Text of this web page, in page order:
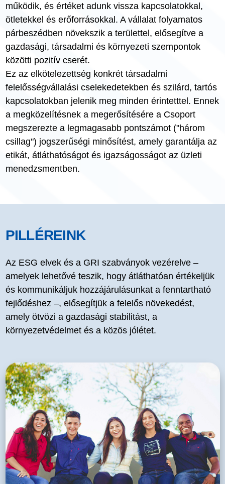
működik, és értéket adunk vissza kapcsolatokkal,
ötletekkel és erőforrásokkal. A vállalat folyamatos
párbeszédben növekszik a területtel, elősegítve a
gazdasági, társadalmi és környezeti szempontok
közötti pozitív cserét.
Ez az elkötelezettség konkrét társadalmi
felelősségvállalási cselekedetekben és szilárd, tartós
kapcsolatokban jelenik meg minden érintetttel. Ennek
a megközelítésnek a megerősítésére a Csoport
megszerezte a legmagasabb pontszámot ("három
csillag") jogszerűségi minősítést, amely garantálja az
etikát, átláthatóságot és igazságosságot az üzleti
menedzsmentben.
PILLÉREINK
Az ESG elvek és a GRI szabványok vezérelve –
amelyek lehetővé teszik, hogy átláthatóan értékeljük
és kommunikáljuk hozzájárulásunkat a fenntartható
fejlődéshez –, elősegítjük a felelős növekedést,
amely ötvözi a gazdasági stabilitást, a
környezetvédelmet és a közös jólétet.